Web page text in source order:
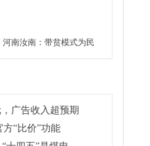
河南汝南：带贫模式为民
广告收入超预期
“比价”功能